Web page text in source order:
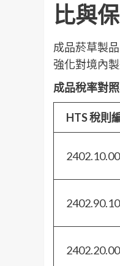
比與
成品菸草製
強化對境內
成品稅率對
HTS稅則
2402.10.00
2402.90.10
2402.20.00